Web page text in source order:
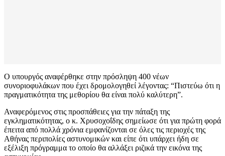
Ο υπουργός αναφέρθηκε στην πρόσληψη 400 νέων
συνοριοφυλάκων που έχει δρομολογηθεί λέγοντας: “Πιστεύω ότι η
πραγματικότητα της μεθορίου θα είναι πολύ καλύτερη”.
Αναφερόμενος στις προσπάθειες για την πάταξη της
εγκληματικότητας, ο κ. Χρυσοχοΐδης σημείωσε ότι για πρώτη φορά
έπειτα από πολλά χρόνια εμφανίζονται σε όλες τις περιοχές της
Αθήνας περιπολίες αστυνομικών και είπε ότι υπάρχει ήδη σε
εξέλιξη πρόγραμμα το οποίο θα αλλάξει ριζικά την εικόνα της